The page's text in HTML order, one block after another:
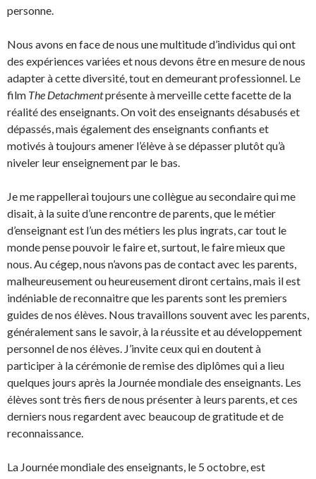
personne.
Nous avons en face de nous une multitude d’individus qui ont
des expériences variées et nous devons être en mesure de nous
adapter à cette diversité, tout en demeurant professionnel. Le
film The Detachmentprésente à merveille cette facette de la
réalité des enseignants. On voit des enseignants désabusés et
dépassés, mais également des enseignants confiants et
motivés à toujours amener l’élève à se dépasser plutôt qu’à
niveler leur enseignement par le bas.
Je me rappellerai toujours une collègue au secondaire qui me
disait, à la suite d’une rencontre de parents, que le métier
d’enseignant est l’un des métiers les plus ingrats, car tout le
monde pense pouvoir le faire et, surtout, le faire mieux que
nous. Au cégep, nous n’avons pas de contact avec les parents,
malheureusement ou heureusement diront certains, mais il est
indéniable de reconnaitre que les parents sont les premiers
guides de nos élèves. Nous travaillons souvent avec les parents,
généralement sans le savoir, à la réussite et au développement
personnel de nos élèves. J’invite ceux qui en doutent à
participer à la cérémonie de remise des diplômes qui a lieu
quelques jours après la Journée mondiale des enseignants. Les
élèves sont très fiers de nous présenter à leurs parents, et ces
derniers nous regardent avec beaucoup de gratitude et de
reconnaissance.
La Journée mondiale des enseignants, le 5 octobre, est